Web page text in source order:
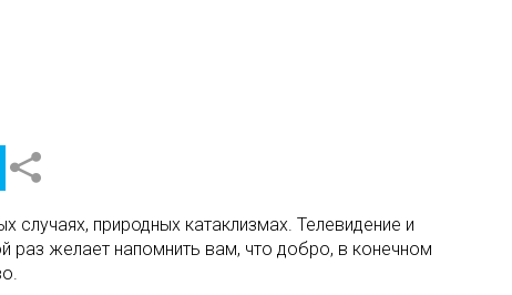
природных катаклизмах. Телевидение и
раз желает напомнить вам, что добро, в конечном